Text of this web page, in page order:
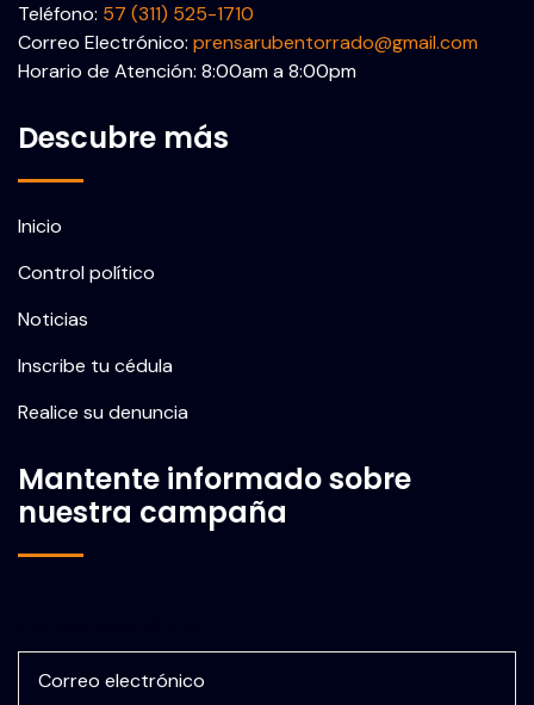
Teléfono: 57 (311) 525-1710
Correo Electrónico: prensarubentorrado@gmail.com
Horario de Atención: 8:00am a 8:00pm
Descubre más
Inicio
Control político
Noticias
Inscribe tu cédula
Realice su denuncia
Mantente informado sobre
nuestra campaña